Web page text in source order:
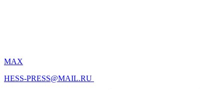
MAX
HESS-PRESS@MAIL.RU